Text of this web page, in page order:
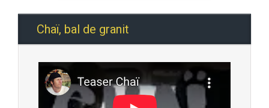
Chaï, bal de granit